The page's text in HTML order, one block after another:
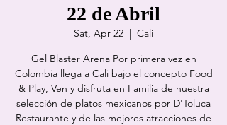
22 de Abril
Sat, Apr 22
  |
Cali
Gel Blaster Arena Por primera vez en
Colombia llega a Cali bajo el concepto Food
& Play, Ven y disfruta en Familia de nuestra
selección de platos mexicanos por D'Toluca
Restaurante y de las mejores atracciones de